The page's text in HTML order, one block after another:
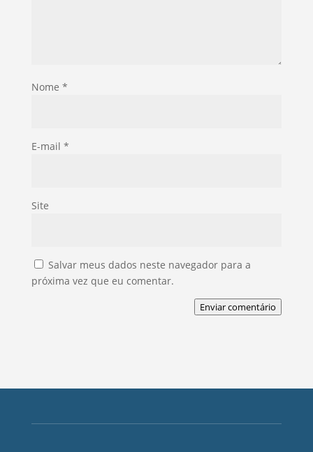
Nome *
E-mail *
Site
Salvar meus dados neste navegador para a
próxima vez que eu comentar.
Enviar comentário